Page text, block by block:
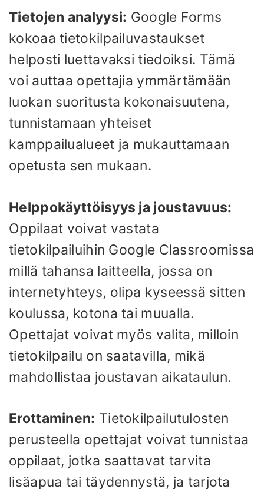
Tietojen analyysi: Google Forms
kokoaa tietokilpailuvastaukset
helposti luettavaksi tiedoiksi. Tämä
voi auttaa opettajia ymmärtämään
luokan suoritusta kokonaisuutena,
tunnistamaan yhteiset
kamppailualueet ja mukauttamaan
opetusta sen mukaan.
Helppokäyttöisyys ja joustavuus:
Oppilaat voivat vastata
tietokilpailuihin Google Classroomissa
millä tahansa laitteella, jossa on
internetyhteys, olipa kyseessä sitten
koulussa, kotona tai muualla.
Opettajat voivat myös valita, milloin
tietokilpailu on saatavilla, mikä
mahdollistaa joustavan aikataulun.
Erottaminen: Tietokilpailutulosten
perusteella opettajat voivat tunnistaa
oppilaat, jotka saattavat tarvita
lisäapua tai täydennystä, ja tarjota